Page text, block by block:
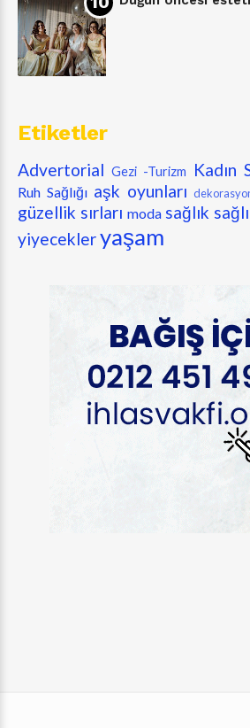
Etiketler
Advertorial Gezi -Turizm Kadın
Ruh Sağlığı aşk oyunları
güzellik sırları moda sağlık
yiyecekleryaşam